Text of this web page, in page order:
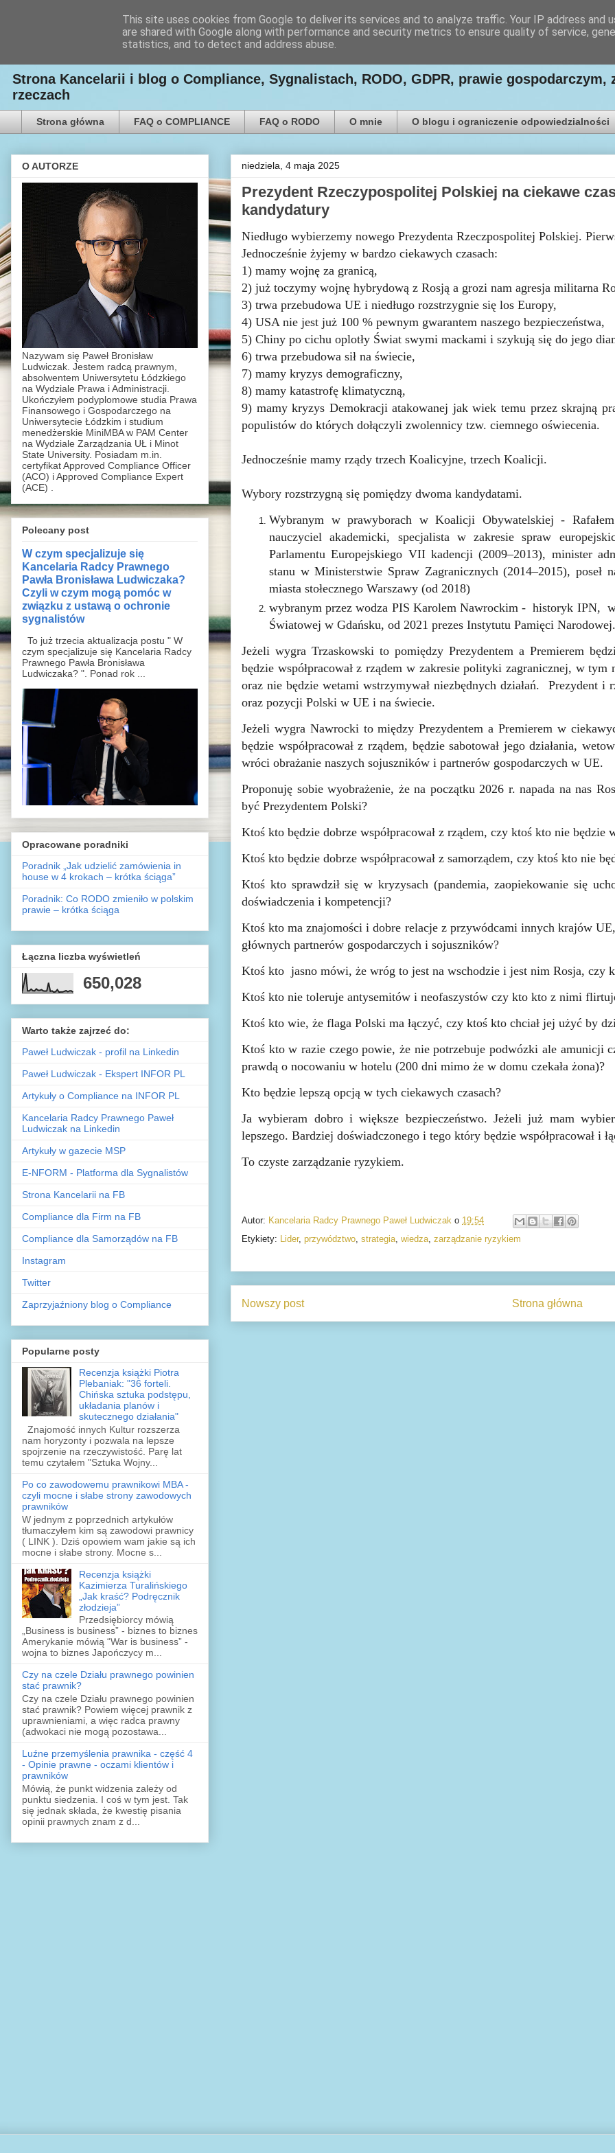
Kancelaria Radcy Prawnego Paweł Ludwiczak
Strona Kancelarii i blog o Compliance, Sygnalistach, RODO, GDPR, prawie
rzeczach
Strona główna FAQ o COMPLIANCE FAQ o RODO O mnie O blogu i ograniczenie odpowiedzialności
niedziela, 4 maja 2025
Prezydent Rzeczypospolitej Polskiej na ciekawe
kandydatury
Niedługo wybierzemy nowego Prezydenta Rzeczpospolitej Polskiej.
Jednocześnie żyjemy w bardzo ciekawych czasach:
1) mamy wojnę za granicą,
2) już toczymy wojnę hybrydową z Rosją a grozi nam agresja militarna
3) trwa przebudowa UE i niedługo rozstrzygnie się los Europy,
4) USA nie jest już 100 % pewnym gwarantem naszego bezpieczeństwa,
5) Chiny po cichu oplotły Świat swymi mackami i szykują się do jego
6) trwa przebudowa sił na świecie,
7) mamy kryzys demograficzny,
8) mamy katastrofę klimatyczną,
9) mamy kryzys Demokracji atakowanej jak wiek temu przez skrajną
populistów do których dołączyli zwolennicy tzw. ciemnego oświecenia.
Jednocześnie mamy rządy trzech Koalicyjne, trzech Koalicji.
Wybory rozstrzygną się pomiędzy dwoma kandydatami.
Wybranym w prawyborach w Koalicji Obywatelskiej -
nauczyciel akademicki, specjalista w zakresie spraw
Parlamentu Europejskiego VII kadencji (2009–2013), minister
stanu w Ministerstwie Spraw Zagranicznych (2014–2015),
miasta stołecznego Warszawy (od 2018)
wybranym przez wodza PIS Karolem Nawrockim - historyk IPN,
Światowej w Gdańsku, od 2021 prezes Instytutu Pamięci Narodowej.
Jeżeli wygra Trzaskowski to pomiędzy Prezydentem a Premierem
będzie współpracował z rządem w zakresie polityki zagranicznej, w
oraz nie będzie wetami wstrzymywał niezbędnych działań. Prezydent
oraz pozycji Polski w UE i na świecie.
Jeżeli wygra Nawrocki to między Prezydentem a Premierem w
będzie współpracował z rządem, będzie sabotował jego działania,
wróci obrażanie naszych sojuszników i partnerów gospodarczych w UE.
Proponuję sobie wyobrażenie, że na początku 2026 r. napada na nas
być Prezydentem Polski?
Ktoś kto będzie dobrze współpracował z rządem, czy ktoś kto nie będzie
Ktoś kto będzie dobrze współpracował z samorządem, czy ktoś kto nie
Ktoś kto sprawdził się w kryzysach (pandemia, zaopiekowanie się
doświadczenia i kompetencji?
Ktoś kto ma znajomości i dobre relacje z przywódcami innych krajów
głównych partnerów gospodarczych i sojuszników?
Ktoś kto jasno mówi, że wróg to jest na wschodzie i jest nim Rosja, czy
Ktoś kto nie toleruje antysemitów i neofaszystów czy kto kto z nimi
Ktoś kto wie, że flaga Polski ma łączyć, czy ktoś kto chciał jej użyć by
Ktoś kto w razie czego powie, że nie potrzebuje podwózki ale amunicji
prawdą o nocowaniu w hotelu (200 dni mimo że w domu czekała żona)?
Kto będzie lepszą opcją w tych ciekawych czasach?
Ja wybieram dobro i większe bezpieczeństwo. Jeżeli już mam
lepszego. Bardziej doświadczonego i tego który będzie współpracował i
To czyste zarządzanie ryzykiem.
Autor: Kancelaria Radcy Prawnego Paweł Ludwiczak o 19:54
Etykiety: Lider, przywództwo, strategia, wiedza, zarządzanie ryzykiem
Nowszy post Strona główna
O AUTORZE
Nazywam się Paweł Bronisław
Ludwiczak. Jestem radcą prawnym,
absolwentem Uniwersytetu Łódzkiego
na Wydziale Prawa i Administracji.
Ukończyłem podyplomowe studia Prawa
Finansowego i Gospodarczego na
Uniwersytecie Łódzkim i studium
menedżerskie MiniMBA w PAM Center
na Wydziale Zarządzania UŁ i Minot
State University. Posiadam m.in.
certyfikat Approved Compliance Officer
(ACO) i Approved Compliance Expert
(ACE) .
Polecany post
W czym specjalizuje się
Kancelaria Radcy Prawnego
Pawła Bronisława Ludwiczaka?
Czyli w czym mogą pomóc w
związku z ustawą o ochronie
sygnalistów
To już trzecia aktualizacja postu " W
czym specjalizuje się Kancelaria Radcy
Prawnego Pawła Bronisława
Ludwiczaka? ". Ponad rok ...
Opracowane poradniki
Poradnik „Jak udzielić zamówienia in
house w 4 krokach – krótka ściąga”
Poradnik: Co RODO zmieniło w polskim
prawie – krótka ściąga
Łączna liczba wyświetleń
650,028
Warto także zajrzeć do:
Paweł Ludwiczak - profil na Linkedin
Paweł Ludwiczak - Ekspert INFOR PL
Artykuły o Compliance na INFOR PL
Kancelaria Radcy Prawnego Paweł
Ludwiczak na Linkedin
Artykuły w gazecie MSP
E-NFORM - Platforma dla Sygnalistów
Strona Kancelarii na FB
Compliance dla Firm na FB
Compliance dla Samorządów na FB
Instagram
Twitter
Zaprzyjaźniony blog o Compliance
Popularne posty
Recenzja książki Piotra
Plebaniak: "36 forteli.
Chińska sztuka podstępu,
układania planów i
skutecznego działania"
Znajomość innych Kultur rozszerza
nam horyzonty i pozwala na lepsze
spojrzenie na rzeczywistość. Parę lat
temu czytałem "Sztuka Wojny...
Po co zawodowemu prawnikowi MBA -
czyli mocne i słabe strony zawodowych
prawników
W jednym z poprzednich artykułów
tłumaczyłem kim są zawodowi prawnicy
( LINK ). Dziś opowiem wam jakie są ich
mocne i słabe strony. Mocne s...
Recenzja książki
Kazimierza Turalińskiego
„Jak kraść? Podręcznik
złodzieja”
Przedsiębiorcy mówią
„Business is business” - biznes to biznes
Amerykanie mówią “War is business” -
wojna to biznes Japończycy m...
Czy na czele Działu prawnego powinien
stać prawnik?
Czy na czele Działu prawnego powinien
stać prawnik? Powiem więcej prawnik z
uprawnieniami, a więc radca prawny
(adwokaci nie mogą pozostawa...
Luźne przemyślenia prawnika - część 4
- Opinie prawne - oczami klientów i
prawników
Mówią, że punkt widzenia zależy od
punktu siedzenia. I coś w tym jest. Tak
się jednak składa, że kwestię pisania
opinii prawnych znam z d...
This site uses cookies from Google to deliver its services and to analyze traffic. Your IP address and
are shared with Google along with performance and security metrics to ensure quality of service,
statistics, and to detect and address abuse.